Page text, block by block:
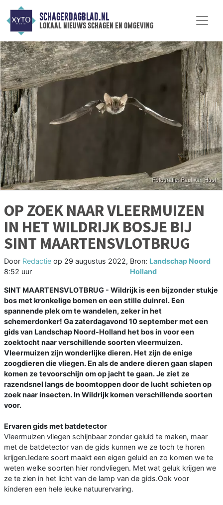
SCHAGERDAGBLAD.NL
lokaal nieuws schagen en omgeving
OP ZOEK NAAR VLEERMUIZEN
IN HET WILDRIJK BOSJE BIJ
SINT MAARTENSVLOTBRUG
Door Redactie op 29 augustus 2022,
8:52 uur
Bron: Landschap Noord
Holland
SINT MAARTENSVLOTBRUG - Wildrijk is een bijzonder stukje
bos met kronkelige bomen en een stille duinrel. Een
spannende plek om te wandelen, zeker in het
schemerdonker! Ga zaterdagavond 10 september met een
gids van Landschap Noord-Holland het bos in voor een
zoektocht naar verschillende soorten vleermuizen.
Vleermuizen zijn wonderlijke dieren. Het zijn de enige
zoogdieren die vliegen. En als de andere dieren gaan slapen
komen ze tevoorschijn om op jacht te gaan. Je ziet ze
razendsnel langs de boomtoppen door de lucht schieten op
zoek naar insecten. In Wildrijk komen verschillende soorten
voor.
Ervaren gids met batdetector
Vleermuizen vliegen schijnbaar zonder geluid te maken, maar
met de batdetector van de gids kunnen we ze toch te horen
krijgen.Iedere soort maakt een eigen geluid en zo komen we te
weten welke soorten hier rondvliegen. Met wat geluk krijgen we
ze te zien in het licht van de lamp van de gids.Ook voor
kinderen een hele leuke natuurervaring.